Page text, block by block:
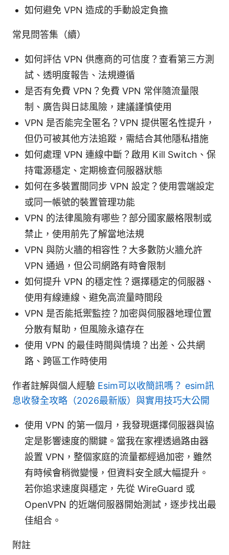
如何避免 VPN 造成的手動設定負擔
常見問答集（續）
如何評估 VPN 供應商的可信度？查看第三方測
試、透明度報告、法規遵循
是否有免費 VPN？免費 VPN 常伴隨流量限
制、廣告與日誌風險，建議謹慎使用
VPN 是否能完全匿名？VPN 提供匿名性提升，
但仍可被其他方法追蹤，需結合其他隱私措施
如何處理 VPN 連線中斷？啟用 Kill Switch、保
持電源穩定、定期檢查伺服器狀態
如何在多裝置間同步 VPN 設定？使用雲端設定
或同一帳號的裝置管理功能
VPN 的法律風險有哪些？部分國家嚴格限制或
禁止，使用前先了解當地法規
VPN 與防火牆的相容性？大多數防火牆允許
VPN 通過，但公司網路有時會限制
如何提升 VPN 的穩定性？選擇穩定的伺服器、
使用有線連線、避免高流量時間段
VPN 是否能抵禦監控？加密與伺服器地理位置
分散有幫助，但風險永遠存在
使用 VPN 的最佳時間與情境？出差、公共網
路、跨區工作時使用
作者註解與個人經驗 Esim可以收簡訊嗎？ esim訊
息收發全攻略（2026最新版）與實用技巧大公開
使用 VPN 的第一個月，我發現選擇伺服器與協
定是影響速度的關鍵。當我在家裡透過路由器
設置 VPN，整個家庭的流量都經過加密，雖然
有時候會稍微變慢，但資料安全感大幅提升。
若你追求速度與穩定，先從 WireGuard 或
OpenVPN 的近端伺服器開始測試，逐步找出最
佳組合。
附註